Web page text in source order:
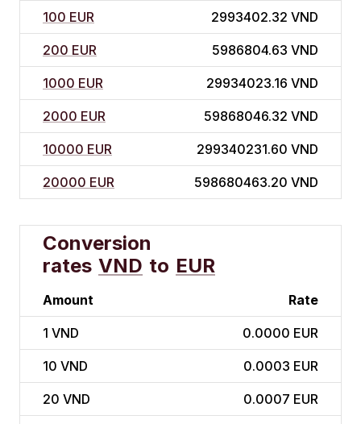
100 EUR 2993402.32 VND
200 EUR 5986804.63 VND
1000 EUR 29934023.16 VND
2000 EUR 59868046.32 VND
10000 EUR 299340231.60 VND
20000 EUR 598680463.20 VND
Conversion
rates VND to EUR
Amount Rate
1 VND 0.0000 EUR
10 VND 0.0003 EUR
20 VND 0.0007 EUR